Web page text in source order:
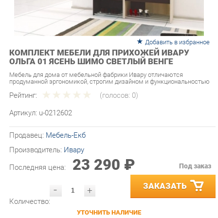
Добавить в избранное
КОМПЛЕКТ МЕБЕЛИ ДЛЯ ПРИХОЖЕЙ ИВАРУ
ОЛЬГА 01 ЯСЕНЬ ШИМО СВЕТЛЫЙ ВЕНГЕ
Мебель для дома от мебельной фабрики Ивару отличаются
Рейтинг: (голосов:0)
Артикул: u-0212602
Производитель:Ивару
Последняя цена: 23 290 ₽
- ЗАКАЗАТЬ
УТОЧНИТЬ НАЛИЧИЕ
ПРИГЛАСИТЬ ЗАМЕРЩИКА